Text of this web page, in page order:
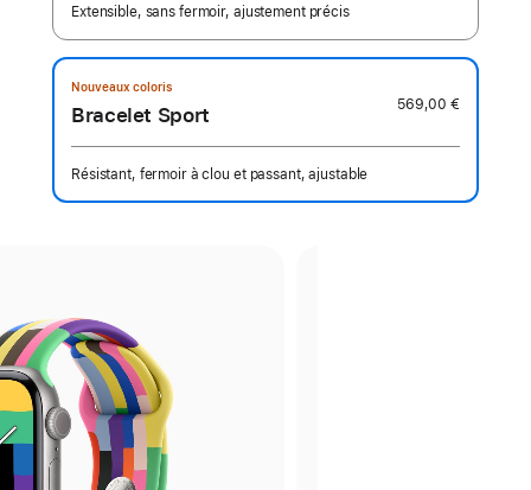
Extensible, sans fermoir, ajustement précis
Nouveaux coloris
Bracelet Sport 569,00 €
Résistant, fermoir à clou et passant, ajustable